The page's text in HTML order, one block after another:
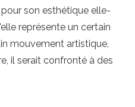
son esthétique elle-
représente un certain
mouvement artistique,
il serait confronté à des